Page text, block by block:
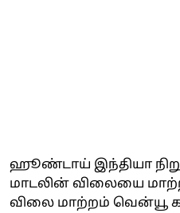
ஹூண்டாய் இந்தியா
மாடலின் விலையை
விலை மாற்றம் வென்யூ